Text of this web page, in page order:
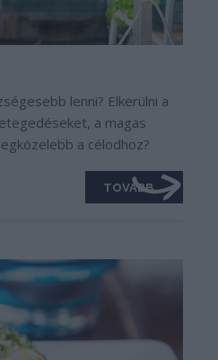
lenni? Elkerülni a
a magas
a célodhoz?
TOVÁBB